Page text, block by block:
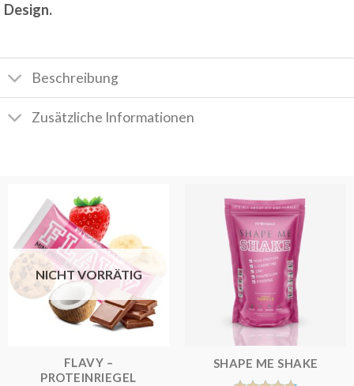
Design.
Beschreibung
Zusätzliche Informationen
NICHT VORRÄTIG
FLAVY –
PROTEINRIEGEL
SHAPE ME SHAKE